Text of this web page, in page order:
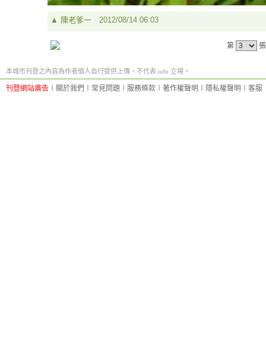
▲ 陳老爹一 2012/08/14 06:03
第
本城市刊登之內容為作者個人自行提供上傳，不代表 udn 立場。
刊登網站廣告 關於我們 常見問題 服務條款 著作權聲明 隱私權聲明 客服